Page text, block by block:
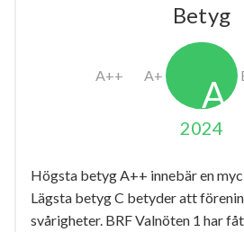
Betyg
2024
Högsta betyg A++ innebär en
Lägsta betyg C betyder att
svårigheter. BRF Valnöten 1 har